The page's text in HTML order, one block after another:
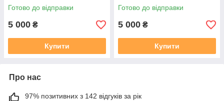
Готово до відправки
5 000 ₴
Купити
Готово до відправки
5 000 ₴
Купити
Про нас
97% позитивних з 142 відгуків за рік